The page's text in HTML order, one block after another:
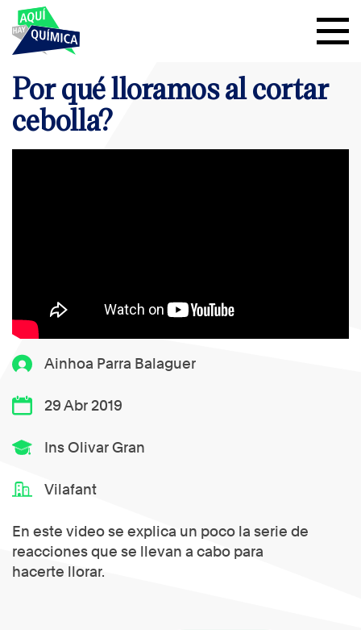
Ainhoa Parra Balaguer
29 Abr 2019
Ins Olivar Gran
Vilafant
En este video se explica un poco la serie de
reacciones que se llevan a cabo para
hacerte llorar.
Por qué lloramos al cortar
cebolla?